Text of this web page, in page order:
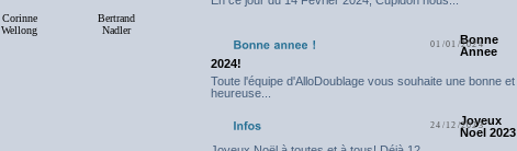
Corinne
Wellong
Bertrand
Nadler
01/01/2024
Bonne
Annee
2024!
Toute l'équipe d'AlloDoublage vous souhaite une bonne et
heureuse...
24/12/2023
Joyeux
Noel 2023